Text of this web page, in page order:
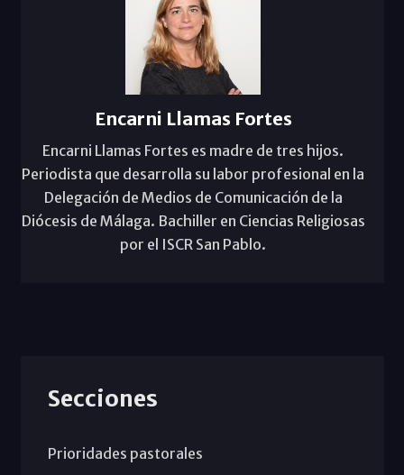
Encarni Llamas Fortes
Encarni Llamas Fortes es madre de tres hijos.
Periodista que desarrolla su labor profesional en la
Delegación de Medios de Comunicación de la
Diócesis de Málaga. Bachiller en Ciencias Religiosas
por el ISCR San Pablo.
Secciones
Prioridades pastorales